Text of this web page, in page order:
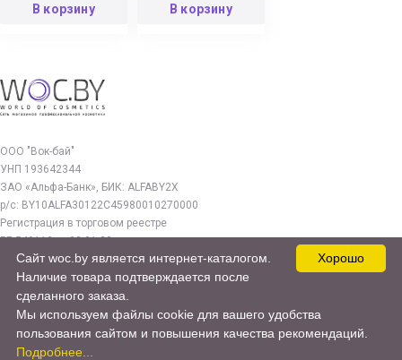
В корзину В корзину
ООО "Вок-бай"
УНП 193642344
ЗАО «Альфа-Банк», БИК: ALFABY2X
р/с: BY10ALFA30122C45980010270000
Регистрация в торговом реестре
РБ 549112 от 03.01.23г.
Юр. адрес:
220140, г. Минск, ул. Бурдейного 22, оф.212
woc.by@yandex.by
© 2017—2026 WOC.BY
Хорошо
Сайт woc.by является интернет-каталогом.
Наличие товара подтверждается после
сделанного заказа.
Мы используем файлы cookie для вашего удобства
пользования сайтом и повышения качества рекомендаций.
Подробнее...